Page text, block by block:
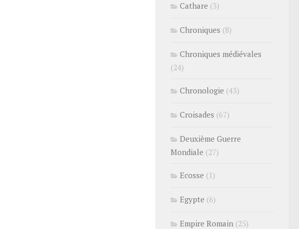
Cathare (3)
Chroniques (8)
Chroniques médiévales
(24)
Chronologie (43)
Croisades (67)
Deuxième Guerre
Mondiale (27)
Ecosse (1)
Egypte (6)
Empire Romain (25)